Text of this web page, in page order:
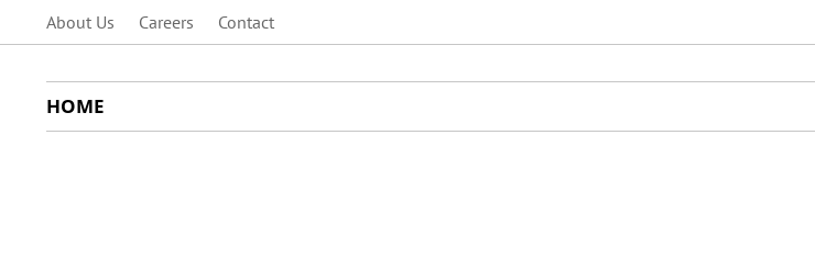
About Us Careers Contact
HOME